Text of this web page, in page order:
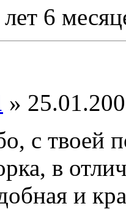
6
»
с твоей
в
и